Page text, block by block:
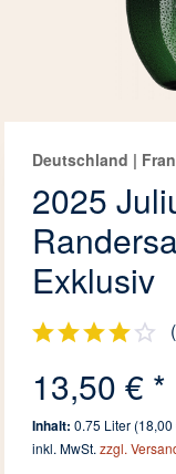
Deutschland |
2025
Exklusiv
(
13,50 € *
Inhalt:0.75 Liter (18,00
inkl. MwSt.zzgl.